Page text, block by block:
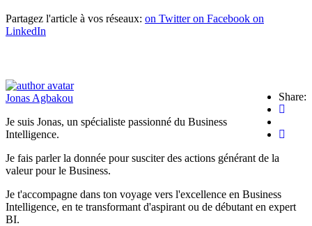
Partagez l'article à vos réseaux: on Twitter on Facebook on
LinkedIn
Share:
Jonas Agbakou
Je suis Jonas, un spécialiste passionné du Business
Intelligence.
Je fais parler la donnée pour susciter des actions générant de la
valeur pour le Business.
Je t'accompagne dans ton voyage vers l'excellence en Business
Intelligence, en te transformant d'aspirant ou de débutant en expert
BI.